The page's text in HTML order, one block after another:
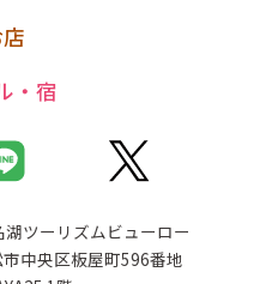
・宿
ツーリズムビューロー
中央区板屋町596番地